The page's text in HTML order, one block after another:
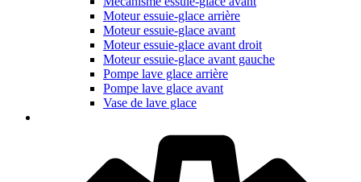
Moteur essuie-glace arrière
Moteur essuie-glace avant
Moteur essuie-glace avant droit
Moteur essuie-glace avant gauche
Pompe lave glace arrière
Pompe lave glace avant
Vase de lave glace